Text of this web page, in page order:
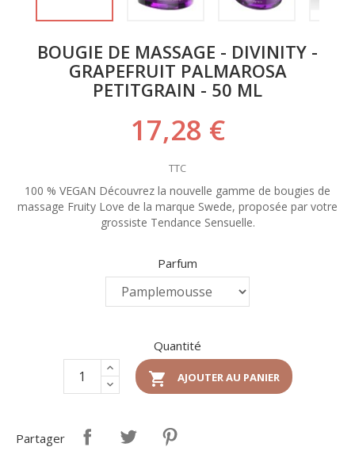
BOUGIE DE MASSAGE - DIVINITY -
GRAPEFRUIT PALMAROSA
PETITGRAIN - 50 ML
17,28 €
TTC
100 % VEGAN Découvrez la nouvelle gamme de bougies de
massage Fruity Love de la marque Swede, proposée par votre
grossiste Tendance Sensuelle.
Parfum
Quantité
 AJOUTER AU PANIER
Partager